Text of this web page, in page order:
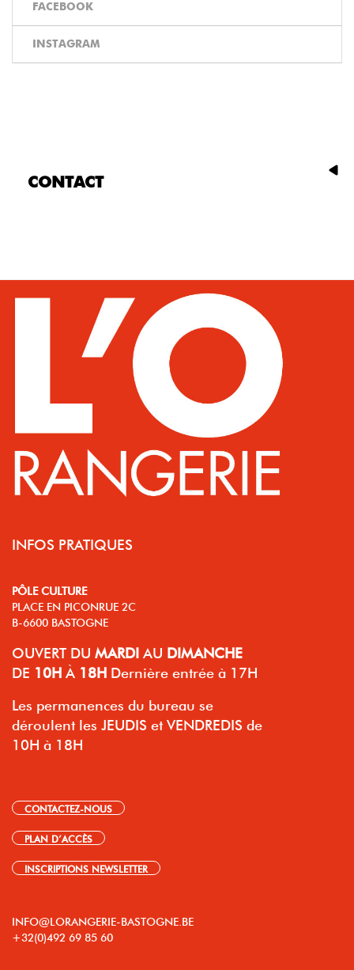
FACEBOOK
INSTAGRAM
CONTACT
INFOS PRATIQUES
PÔLE CULTURE
PLACE EN PICONRUE 2C
B-6600 BASTOGNE
OUVERT DU MARDI AU DIMANCHE
DE 10H À 18H Dernière entrée à 17H
Les permanences du bureau se
déroulent les JEUDIS et VENDREDIS de
10H à 18H
CONTACTEZ-NOUS
PLAN D’ACCÈS
INSCRIPTIONS NEWSLETTER
INFO@LORANGERIE-BASTOGNE.BE
+32(0)492 69 85 60